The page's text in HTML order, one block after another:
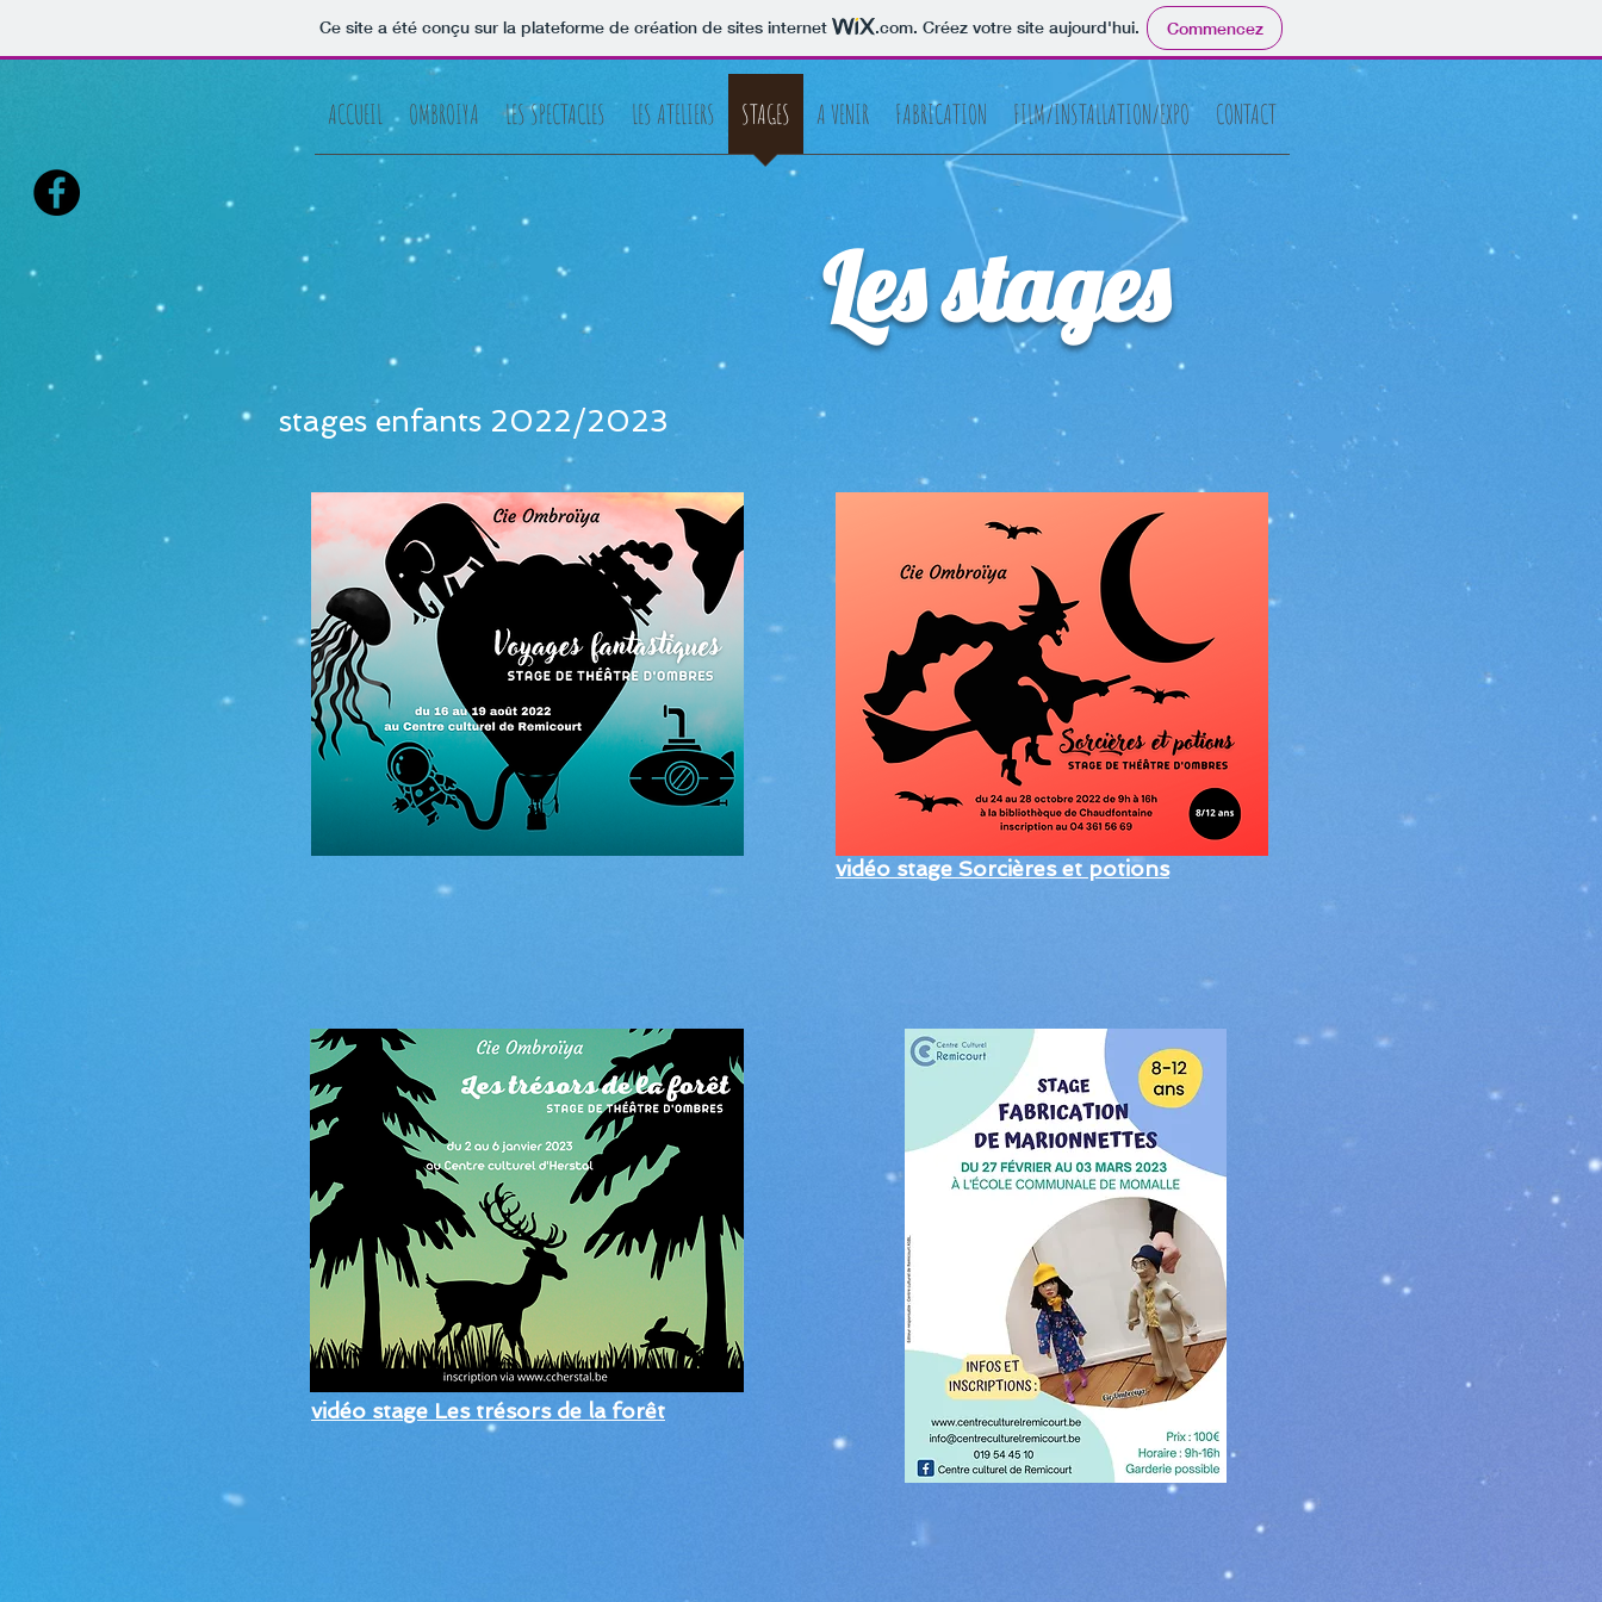
Ce site a été conçu sur la plateforme de création de sites internet .com. Créez votre site aujourd'hui. Commencez
ACCUEIL OMBROIYA LES SPECTACLES LES ATELIERS STAGES A VENIR FABRICATION FILM/INSTALLATION/EXPO CONTACT
Les stages
stages enfants 2022/2023
vidéo stage Sorcières et potions
vidéo stage Les trésors de la forêt